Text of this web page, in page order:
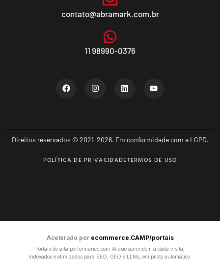
contato@abramark.com.br
11 98990-0376
Direitos reservados © 2021-2026. Em conformidade com a LGPD.
POLÍTICA DE PRIVACIDADETERMOS DE USO
Acelerado por ecommerce.CAMP/portais
Portais de alta performance com IA que aprendem a cada visita,
indexados e otimizados para SEO, GEO e LLMs, em piloto automático.